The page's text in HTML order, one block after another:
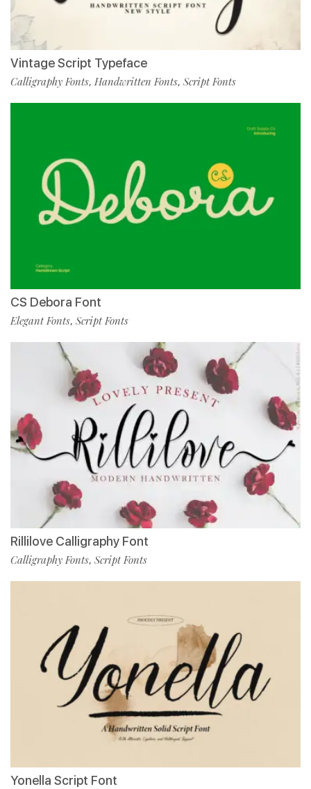
Vintage Script Typeface
Calligraphy Fonts, Handwritten Fonts, Script Fonts
CS Debora Font
Elegant Fonts, Script Fonts
Rillilove Calligraphy Font
Calligraphy Fonts, Script Fonts
Yonella Script Font